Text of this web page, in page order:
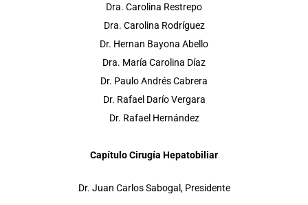
Dra. Carolina Restrepo
Dra. Carolina Rodríguez
Dr. Hernan Bayona Abello
Dra. María Carolina Díaz
Dr. Paulo Andrés Cabrera
Dr. Rafael Darío Vergara
Dr. Rafael Hernández
Capítulo Cirugía Hepatobiliar
Dr. Juan Carlos Sabogal, Presidente